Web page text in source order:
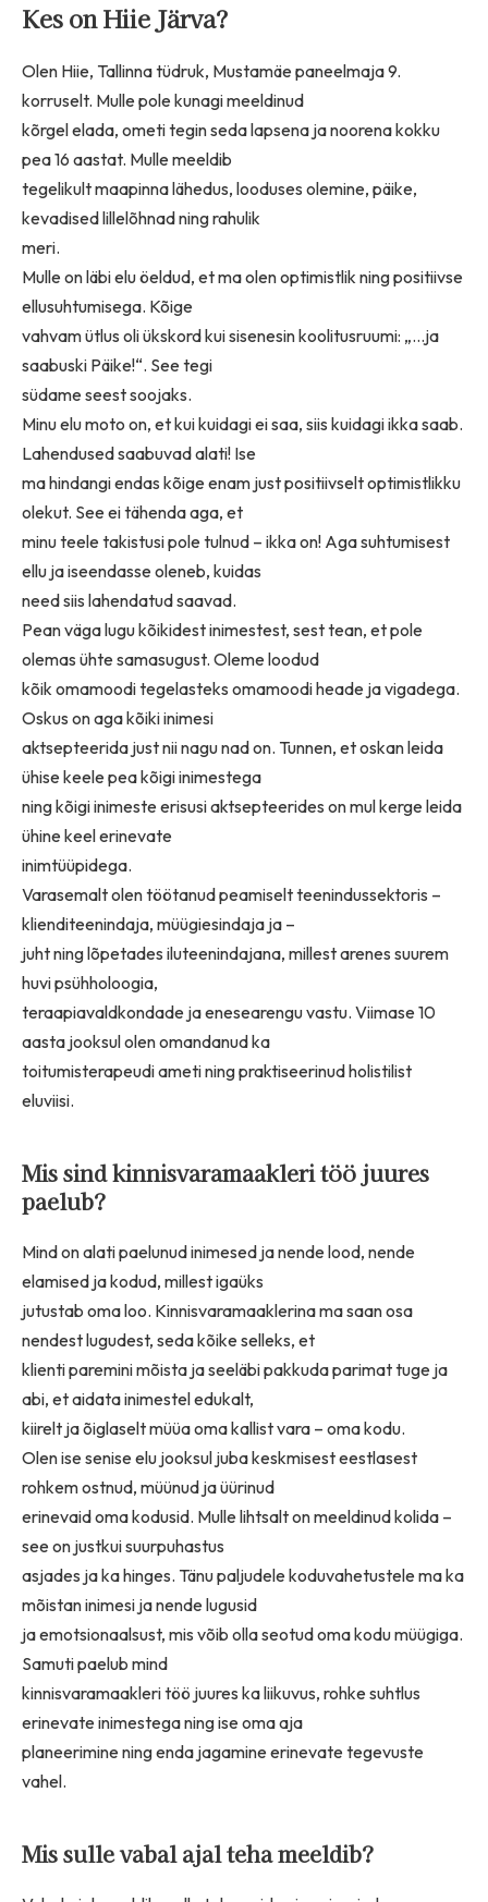
Kes on Hiie Järva?
Olen Hiie, Tallinna tüdruk, Mustamäe paneelmaja 9.
korruselt. Mulle pole kunagi meeldinud
kõrgel elada, ometi tegin seda lapsena ja noorena kokku
pea 16 aastat. Mulle meeldib
tegelikult maapinna lähedus, looduses olemine, päike,
kevadised lillelõhnad ning rahulik
meri.
Mulle on läbi elu öeldud, et ma olen optimistlik ning positiivse
ellusuhtumisega. Kõige
vahvam ütlus oli ükskord kui sisenesin koolitusruumi: „…ja
saabuski Päike!“. See tegi
südame seest soojaks.
Minu elu moto on, et kui kuidagi ei saa, siis kuidagi ikka saab.
Lahendused saabuvad alati! Ise
ma hindangi endas kõige enam just positiivselt optimistlikku
olekut. See ei tähenda aga, et
minu teele takistusi pole tulnud – ikka on! Aga suhtumisest
ellu ja iseendasse oleneb, kuidas
need siis lahendatud saavad.
Pean väga lugu kõikidest inimestest, sest tean, et pole
olemas ühte samasugust. Oleme loodud
kõik omamoodi tegelasteks omamoodi heade ja vigadega.
Oskus on aga kõiki inimesi
aktsepteerida just nii nagu nad on. Tunnen, et oskan leida
ühise keele pea kõigi inimestega
ning kõigi inimeste erisusi aktsepteerides on mul kerge leida
ühine keel erinevate
inimtüüpidega.
Varasemalt olen töötanud peamiselt teenindussektoris –
klienditeenindaja, müügiesindaja ja –
juht ning lõpetades iluteenindajana, millest arenes suurem
huvi psühholoogia,
teraapiavaldkondade ja enesearengu vastu. Viimase 10
aasta jooksul olen omandanud ka
toitumisterapeudi ameti ning praktiseerinud holistilist
eluviisi.
Mis sind kinnisvaramaakleri töö juures
paelub?
Mind on alati paelunud inimesed ja nende lood, nende
elamised ja kodud, millest igaüks
jutustab oma loo. Kinnisvaramaaklerina ma saan osa
nendest lugudest, seda kõike selleks, et
klienti paremini mõista ja seeläbi pakkuda parimat tuge ja
abi, et aidata inimestel edukalt,
kiirelt ja õiglaselt müüa oma kallist vara – oma kodu.
Olen ise senise elu jooksul juba keskmisest eestlasest
rohkem ostnud, müünud ja üürinud
erinevaid oma kodusid. Mulle lihtsalt on meeldinud kolida –
see on justkui suurpuhastus
asjades ja ka hinges. Tänu paljudele koduvahetustele ma ka
mõistan inimesi ja nende lugusid
ja emotsionaalsust, mis võib olla seotud oma kodu müügiga.
Samuti paelub mind
kinnisvaramaakleri töö juures ka liikuvus, rohke suhtlus
erinevate inimestega ning ise oma aja
planeerimine ning enda jagamine erinevate tegevuste
vahel.
Mis sulle vabal ajal teha meeldib?